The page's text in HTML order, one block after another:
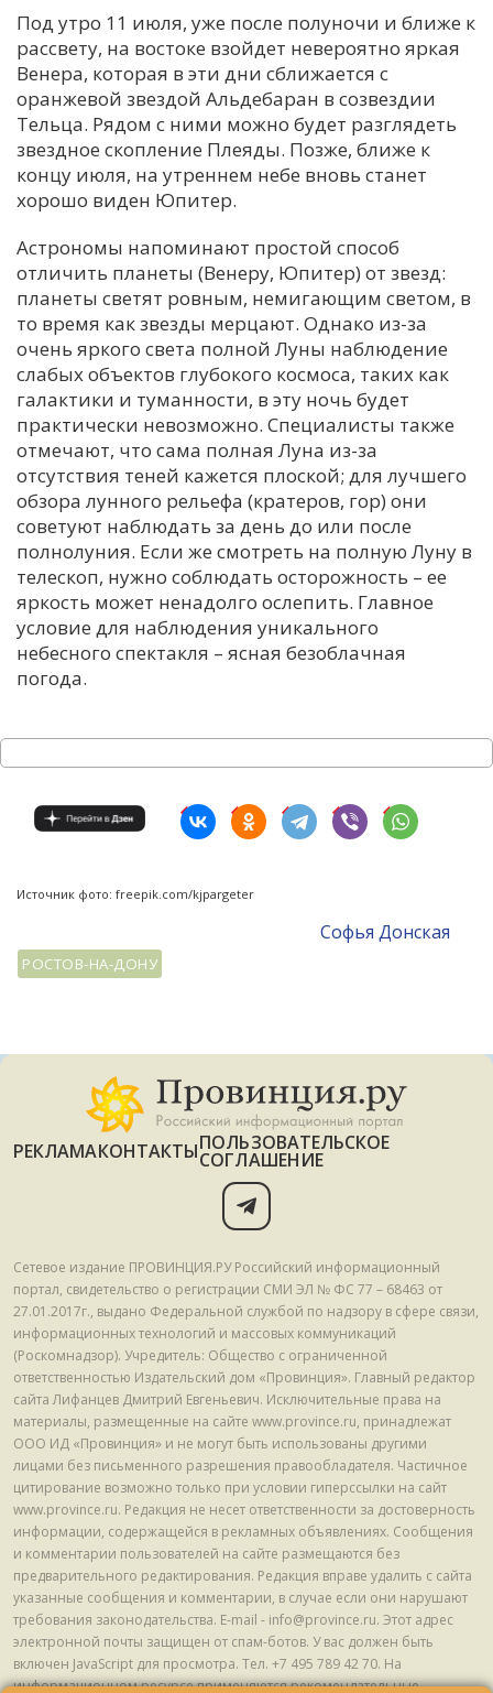
Под утро 11 июля, уже после полуночи и ближе к
рассвету, на востоке взойдет невероятно яркая
Венера, которая в эти дни сближается с
оранжевой звездой Альдебаран в созвездии
Тельца. Рядом с ними можно будет разглядеть
звездное скопление Плеяды. Позже, ближе к
концу июля, на утреннем небе вновь станет
хорошо виден Юпитер.
Астрономы напоминают простой способ
отличить планеты (Венеру, Юпитер) от звезд:
планеты светят ровным, немигающим светом, в
то время как звезды мерцают. Однако из-за
очень яркого света полной Луны наблюдение
слабых объектов глубокого космоса, таких как
галактики и туманности, в эту ночь будет
практически невозможно. Специалисты также
отмечают, что сама полная Луна из-за
отсутствия теней кажется плоской; для лучшего
обзора лунного рельефа (кратеров, гор) они
советуют наблюдать за день до или после
полнолуния. Если же смотреть на полную Луну в
телескоп, нужно соблюдать осторожность – ее
яркость может ненадолго ослепить. Главное
условие для наблюдения уникального
небесного спектакля – ясная безоблачная
погода.
Источник фото: freepik.com/kjpargeter
Софья Донская
РОСТОВ-НА-ДОНУ
РЕКЛАМАКОНТАКТЫПОЛЬЗОВАТЕЛЬСКОЕ
СОГЛАШЕНИЕ
Сетевое издание ПРОВИНЦИЯ.РУ Российский информационный
портал, свидетельство о регистрации СМИ ЭЛ № ФС 77 – 68463 от
27.01.2017г., выдано Федеральной службой по надзору в сфере связи,
информационных технологий и массовых коммуникаций
(Роскомнадзор). Учредитель: Общество с ограниченной
ответственностью Издательский дом «Провинция». Главный редактор
сайта Лифанцев Дмитрий Евгеньевич. Исключительные права на
материалы, размещенные на сайте www.province.ru, принадлежат
ООО ИД «Провинция» и не могут быть использованы другими
лицами без письменного разрешения правообладателя. Частичное
цитирование возможно только при условии гиперссылки на сайт
www.province.ru. Редакция не несет ответственности за достоверность
информации, содержащейся в рекламных объявлениях. Сообщения
и комментарии пользователей на сайте размещаются без
предварительного редактирования. Редакция вправе удалить с сайта
указанные сообщения и комментарии, в случае если они нарушают
требования законодательства. E-mail - info@province.ru. Этот адрес
электронной почты защищен от спам-ботов. У вас должен быть
включен JavaScript для просмотра. Tел. +7 495 789 42 70. На
информационном ресурсе применяются рекомендательные